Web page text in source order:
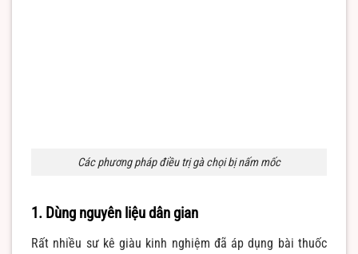
Các phương pháp điều trị gà chọi bị nấm mốc
1. Dùng nguyên liệu dân gian
Rất nhiều sư kê giàu kinh nghiệm đã áp dụng bài thuốc